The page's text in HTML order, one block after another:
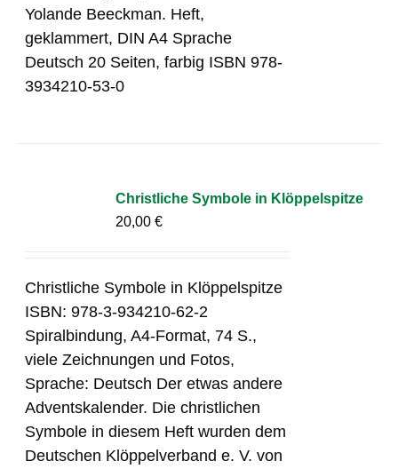
Yolande Beeckman. Heft,
geklammert, DIN A4 Sprache
Deutsch 20 Seiten, farbig ISBN 978-
3934210-53-0
Christliche Symbole in Klöppelspitze
20,00€
Christliche Symbole in Klöppelspitze
ISBN: 978-3-934210-62-2
Spiralbindung, A4-Format, 74 S.,
viele Zeichnungen und Fotos,
Sprache: Deutsch Der etwas andere
Adventskalender. Die christlichen
Symbole in diesem Heft wurden dem
Deutschen Klöppelverband e. V. von